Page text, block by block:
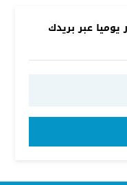
يوميا عبر بريدك